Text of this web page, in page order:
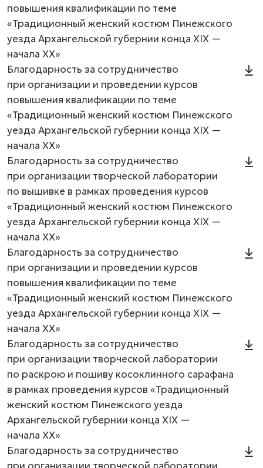
повышения квалификации по теме
«Традиционный женский костюм Пинежского
уезда Архангельской губернии конца XIX —
начала XX»
Благодарность за сотрудничество
при организации и проведении курсов
повышения квалификации по теме
«Традиционный женский костюм Пинежского
уезда Архангельской губернии конца XIX —
начала XX»
Благодарность за сотрудничество
при организации творческой лаборатории
по вышивке в рамках проведения курсов
«Традиционный женский костюм Пинежского
уезда Архангельской губернии конца XIX —
начала XX»
Благодарность за сотрудничество
при организации и проведении курсов
повышения квалификации по теме
«Традиционный женский костюм Пинежского
уезда Архангельской губернии конца XIX —
начала XX»
Благодарность за сотрудничество
при организации творческой лаборатории
по раскрою и пошиву косоклинного сарафана
в рамках проведения курсов «Традиционный
женский костюм Пинежского уезда
Архангельской губернии конца XIX —
начала XX»
Благодарность за сотрудничество